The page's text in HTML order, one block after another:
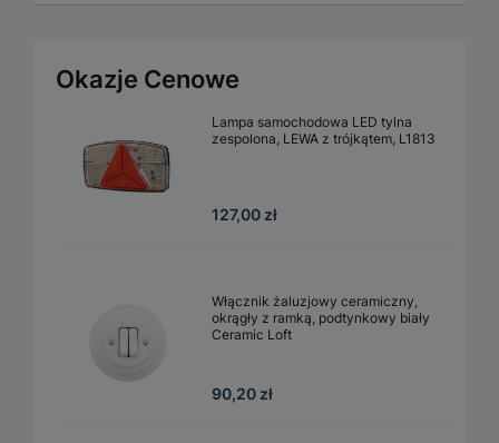
Okazje Cenowe
Lampa samochodowa LED tylna
zespolona, LEWA z trójkątem, L1813
127,00 zł
Włącznik żaluzjowy ceramiczny,
okrągły z ramką, podtynkowy biały
Ceramic Loft
90,20 zł